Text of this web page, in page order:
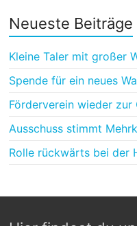
Neueste Beiträge
Kleine Taler mit großer
Spende für ein neues
Förderverein wieder
Ausschuss stimmt
Rolle rückwärts bei der